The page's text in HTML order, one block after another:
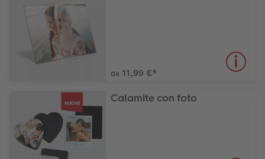
da 11,99 €*
Calamite con foto